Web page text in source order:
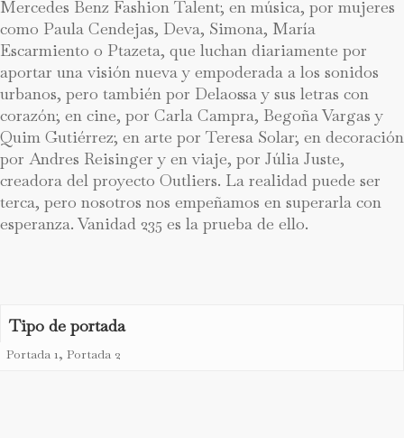
Mercedes Benz Fashion Talent; en música, por mujeres
como Paula Cendejas, Deva, Simona, María
Escarmiento o Ptazeta, que luchan diariamente por
aportar una visión nueva y empoderada a los sonidos
urbanos, pero también por Delaossa y sus letras con
corazón; en cine, por Carla Campra, Begoña Vargas y
Quim Gutiérrez; en arte por Teresa Solar; en decoración
por Andres Reisinger y en viaje, por Júlia Juste,
creadora del proyecto Outliers. La realidad puede ser
terca, pero nosotros nos empeñamos en superarla con
esperanza. Vanidad 235 es la prueba de ello.
Tipo de portada
Portada 1, Portada 2